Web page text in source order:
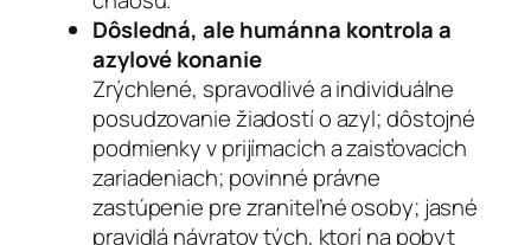
Dôsledná, ale humánna kontrola a
azylové konanie
Zrýchlené, spravodlivé a individuálne
posudzovanie žiadostí o azyl; dôstojné
podmienky v prijímacích a zaisťovacích
zariadeniach; povinné právne
zastúpenie pre zraniteľné osoby; jasné
pravidlá návratov tých, ktorí na pobyt